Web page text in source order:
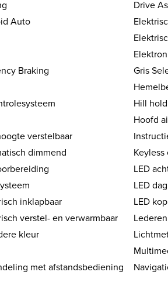
Auto
Braking
verstelbaar
dimmend
inklapbaar
verstel- en verwarmbaar
kleur
met afstandsbediening
Drive
Gris
Hill
Hoofd
Keyless
LED
LED
LED